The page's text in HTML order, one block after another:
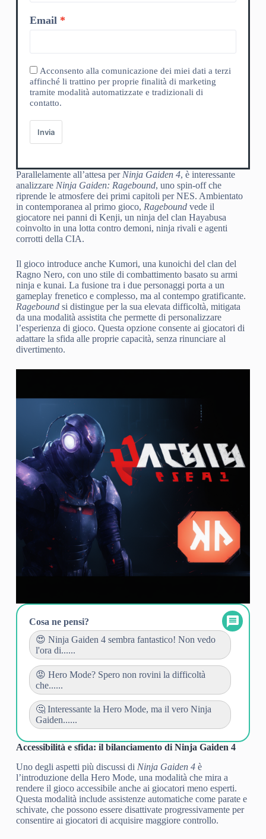
Email
Acconsento alla comunicazione dei miei dati a terzi
affinché li trattino per proprie finalità di marketing
tramite modalità automatizzate e tradizionali di
contatto.
Invia
Parallelamente all’attesa per Ninja Gaiden 4, è interessante
analizzare Ninja Gaiden: Ragebound, uno spin-off che
riprende le atmosfere dei primi capitoli per NES. Ambientato
in contemporanea al primo gioco, Rageboundvede il
giocatore nei panni di Kenji, un ninja del clan Hayabusa
coinvolto in una lotta contro demoni, ninja rivali e agenti
corrotti della CIA.
Il gioco introduce anche Kumori, una kunoichi del clan del
Ragno Nero, con uno stile di combattimento basato su armi
ninja e kunai. La fusione tra i due personaggi porta a un
gameplay frenetico e complesso, ma al contempo gratificante.
Rageboundsi distingue per la sua elevata difficoltà, mitigata
da una modalità assistita che permette di personalizzare
l’esperienza di gioco. Questa opzione consente ai giocatori di
adattare la sfida alle proprie capacità, senza rinunciare al
divertimento.
Cosa ne pensi?
😍 Ninja Gaiden 4 sembra fantastico! Non vedo
l'ora di......
😡 Hero Mode? Spero non rovini la difficoltà
che......
🤔 Interessante la Hero Mode, ma il vero Ninja
Gaiden......
Accessibilità e sfida: il bilanciamento di Ninja Gaiden 4
Uno degli aspetti più discussi di Ninja Gaiden 4è
l’introduzione della Hero Mode, una modalità che mira a
rendere il gioco accessibile anche ai giocatori meno esperti.
Questa modalità include assistenze automatiche come parate e
schivate, che possono essere disattivate progressivamente per
consentire ai giocatori di acquisire maggiore controllo.